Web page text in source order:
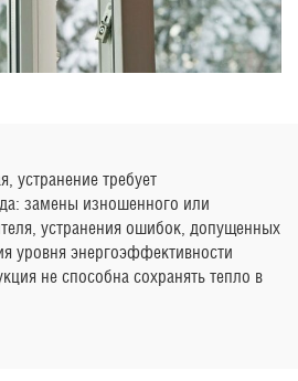
устранение требует
замены изношенного или
устранения ошибок, допущенных
уровня энергоэффективности
не способна сохранять тепло в